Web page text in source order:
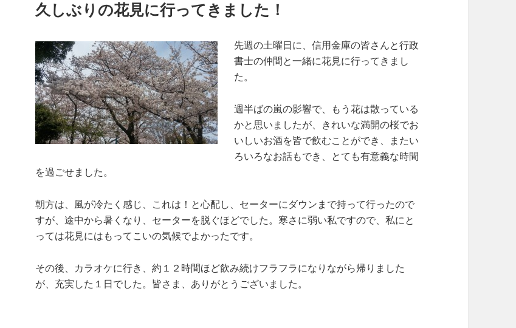
久しぶりの花見に行ってきました！
先週の土曜日に、信用金庫の皆さんと行政
書士の仲間と一緒に花見に行ってきまし
た。
週半ばの嵐の影響で、もう花は散っている
かと思いましたが、きれいな満開の桜でお
いしいお酒を皆で飲むことができ、またい
ろいろなお話もでき、とても有意義な時間
を過ごせました。
朝方は、風が冷たく感じ、これは！と心配し、セーターにダウンまで持って行ったので
すが、途中から暑くなり、セーターを脱ぐほどでした。寒さに弱い私ですので、私にと
っては花見にはもってこいの気候でよかったです。
その後、カラオケに行き、約１２時間ほど飲み続けフラフラになりながら帰りました
が、充実した１日でした。皆さま、ありがとうございました。